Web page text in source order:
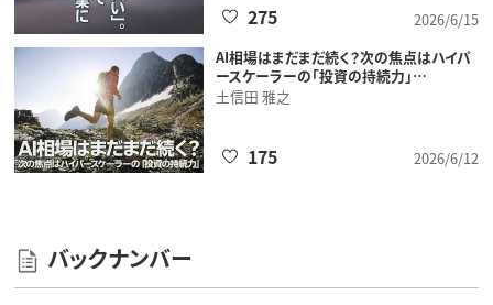
2026/6/15
275
AI相場はまだまだ続く？次の焦点はハイパ
ースケーラーの「投資の持続力」…
土信田 雅之
2026/6/12
175
バックナンバー